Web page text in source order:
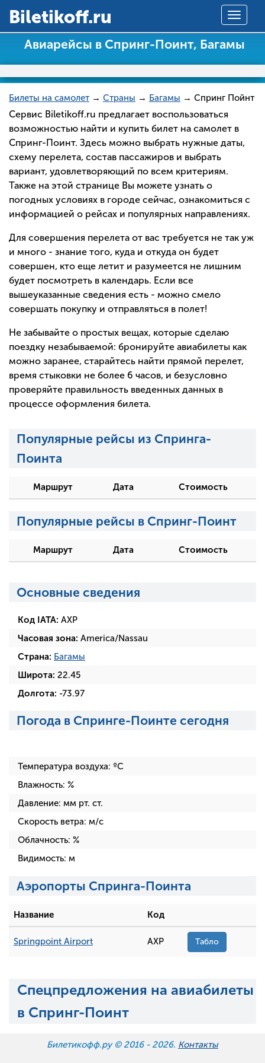
Toggle
Вiletikoff.ru
Авиарейсы в Спринг-Поинт, Багамы
Билеты на самолет → Страны → Багамы → Спринг Пойнт
Сервис Biletikoff.ru предлагает воспользоваться
возможностью найти и купить билет на самолет в
Спринг-Поинт. Здесь можно выбрать нужные даты,
схему перелета, состав пассажиров и выбрать
вариант, удовлетворяющий по всем критериям.
Также на этой странице Вы можете узнать о
погодных условиях в городе сейчас, ознакомиться с
информацией о рейсах и популярных направлениях.
Для совершения перелета от вас требуется не так уж
и много - знание того, куда и откуда он будет
совершен, кто еще летит и разумеется не лишним
будет посмотреть в календарь. Если все
вышеуказанные сведения есть - можно смело
совершать покупку и отправляться в полет!
Не забывайте о простых вещах, которые сделаю
поездку незабываемой: бронируйте авиабилеты как
можно заранее, старайтесь найти прямой перелет,
время стыковки не более 6 часов, и безусловно
проверяйте правильность введенных данных в
процессе оформления билета.
Популярные рейсы из Спринга-
Поинта
Маршрут Дата Стоимость
Популярные рейсы в Спринг-Поинт
Маршрут Дата Стоимость
Основные сведения
Код IATA: AXP
Часовая зона: America/Nassau
Страна: Багамы
Широта: 22.45
Долгота: -73.97
Погода в Спринге-Поинте сегодня
Температура воздуха: ºC
Влажность: %
Давление: мм рт. ст.
Скорость ветра: м/с
Облачность: %
Видимость: м
Аэропорты Спринга-Поинта
Название Код
Springpoint Airport AXP Табло
Спецпредложения на авиабилеты
в Спринг-Поинт
Билетикофф.ру © 2016 - 2026. Контакты